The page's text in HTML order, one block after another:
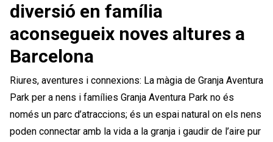
diversió en família
aconsegueix noves altures a
Barcelona
Riures, aventures i connexions: La màgia de Granja Aventura
Park per a nens i famílies Granja Aventura Park no és
només un parc d’atraccions; és un espai natural on els nens
poden connectar amb la vida a la granja i gaudir de l’aire pur